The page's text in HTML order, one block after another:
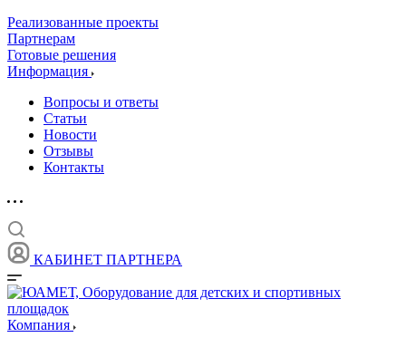
Реализованные проекты
Партнерам
Готовые решения
Информация
Вопросы и ответы
Статьи
Новости
Отзывы
Контакты
КАБИНЕТ ПАРТНЕРА
Компания